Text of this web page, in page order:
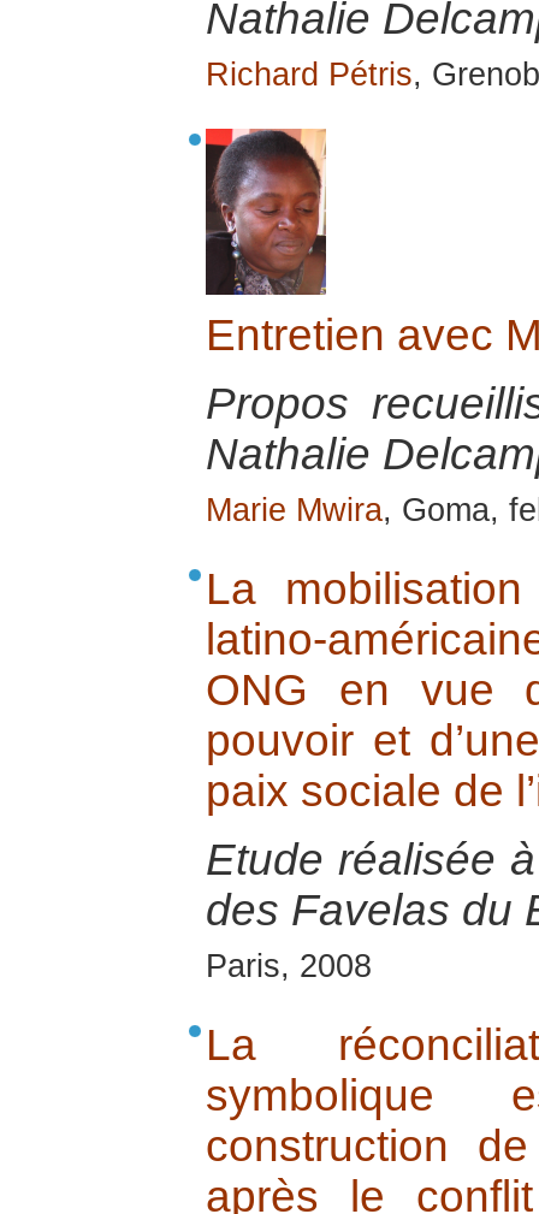
Nathalie
Richard Pétris,
Entretien avec
Propos
Nathalie
Marie Mwira, Goma,
La
latino-
ONG en vue
pouvoir et
paix sociale de
Etude réalisée
des Favelas du
Paris, 2008
La
symbolique
construction
après le